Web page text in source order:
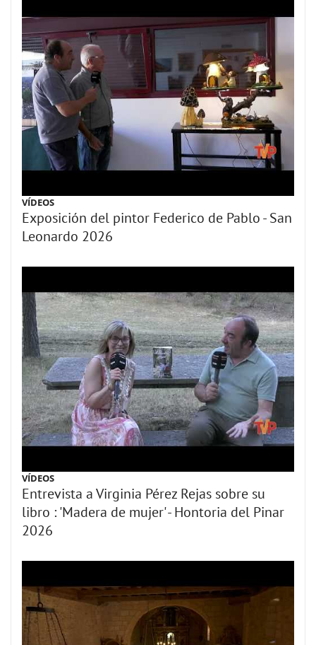
VÍDEOS
Exposición del pintor Federico de Pablo - San
Leonardo 2026
VÍDEOS
Entrevista a Virginia Pérez Rejas sobre su
libro : 'Madera de mujer' - Hontoria del Pinar
2026